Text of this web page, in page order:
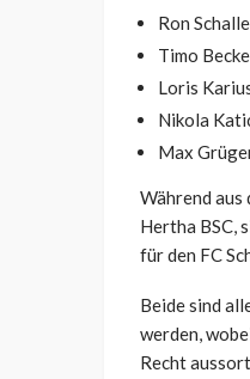
Ron
Timo
Loris
Nikola
Max
Während aus
Hertha BSC,
für den FC
Beide sind
werden,
Recht